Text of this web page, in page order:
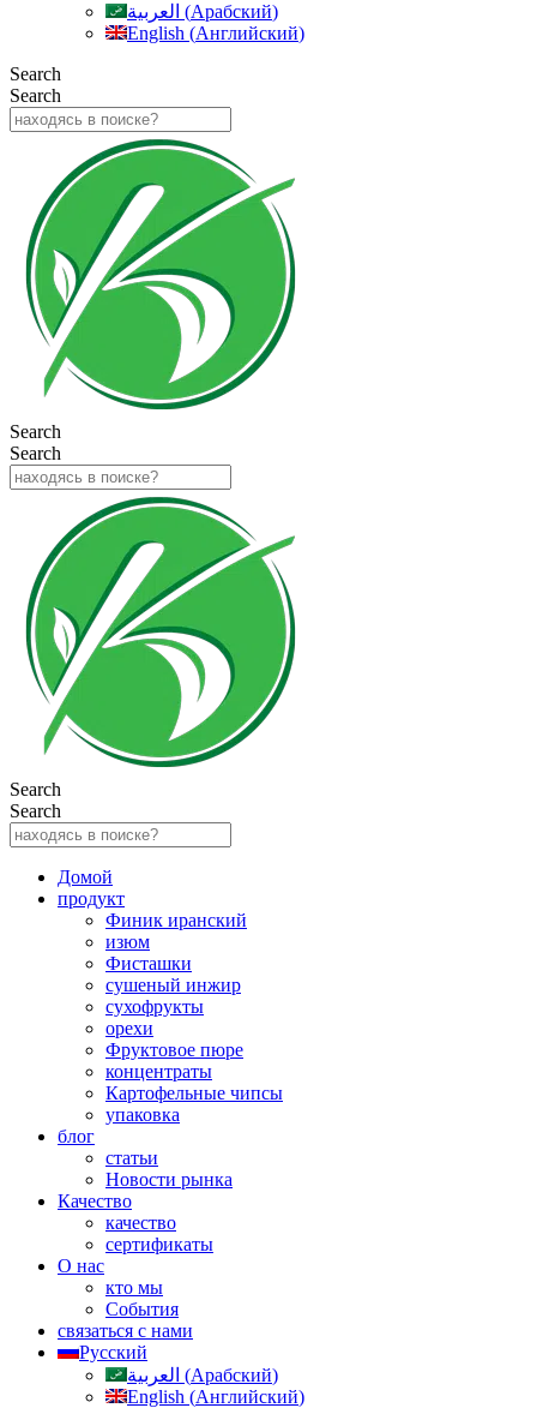
العربية (Арабский)
English (Английский)
Search
Search
Search
Search
Search
Search
Домой
продукт
Финик иранский
изюм
Фисташки
сушеный инжир
сухофрукты
орехи
Фруктовое пюре
концентраты
Картофельные чипсы
упаковка
блог
статьи
Новости рынка
Качество
качество
сертификаты
О нас
кто мы
События
связаться с нами
Русский
العربية (Арабский)
English (Английский)